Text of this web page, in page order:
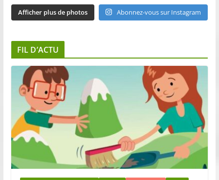
Afficher plus de photos Abonnez-vous sur Instagram
FIL D’ACTU